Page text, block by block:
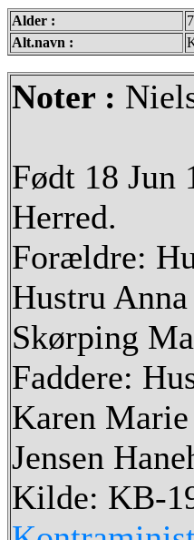
Alder :
Alt.navn :
Noter :
Født 18 Jun
Herred.
Forældre:
Hustru
Skørping
Faddere:
Karen
Jensen
Kilde: KB-